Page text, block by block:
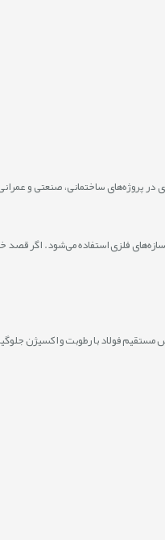
در پروژه‌های ساختمانی، صنعتی و
فلزی استفاده می‌شود. اگر قصد
فولاد با رطوبت و اکسیژن